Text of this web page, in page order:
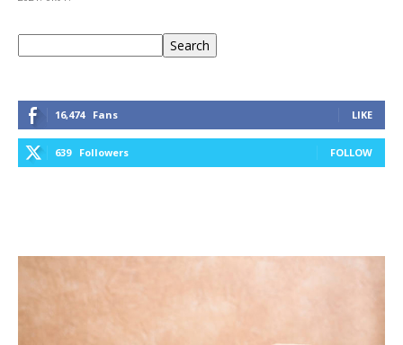
Search
16,474 Fans LIKE
639 Followers FOLLOW